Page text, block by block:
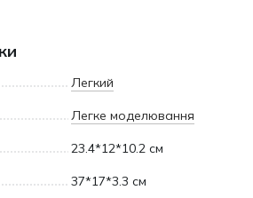
Легкий
Легке моделювання
23.4*12*10.2 см
37*17*3.3 см